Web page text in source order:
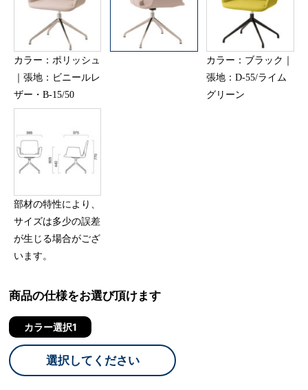
カラー：ポリッシュ
｜張地：ビニールレ
ザー・B-15/50
カラー：ブラック｜
張地：D-55/ライム
グリーン
部材の特性により、
サイズは多少の誤差
が生じる場合がござ
います。
商品の仕様をお選び頂けます
カラー選択1
選択してください